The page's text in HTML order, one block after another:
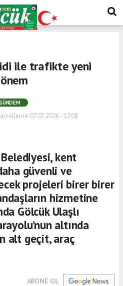
ile trafikte yeni
07.07.2026 - 12:08
kent
güvenli ve
projeleri birer birer
hizmetine
Gölcük Ulaşlı
altında
alt geçit, araç
ABONE OL